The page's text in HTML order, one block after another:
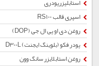
استابلیزرپودری
اسپری قالب RS100
روغن دی او پی ال جی (DOP)
پودر فکو (بلوینگ ایجنت) D300L
روغن استابلایزر سانگ وون